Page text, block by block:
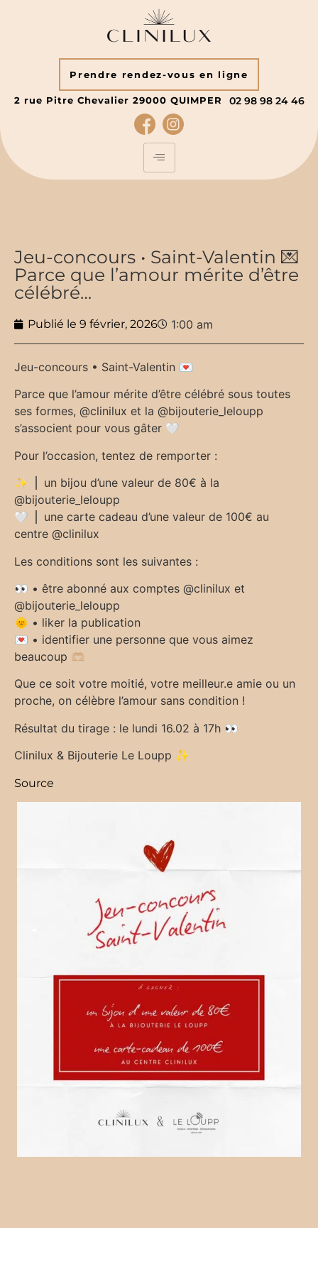
Prendre rendez-vous en ligne
2 rue Pitre Chevalier 29000 QUIMPER 02 98 98 24 46
Jeu-concours • Saint-Valentin 💌
Parce que l’amour mérite d’être
célébré…
Publié le 9 février, 2026 1:00 am
Jeu-concours • Saint-Valentin 💌
Parce que l’amour mérite d’être célébré sous toutes
ses formes, @clinilux et la @bijouterie_leloupp
s’associent pour vous gâter 🤍
Pour l’occasion, tentez de remporter :
✨ ⎪ un bijou d’une valeur de 80€ à la
@bijouterie_leloupp
🤍 ⎪ une carte cadeau d’une valeur de 100€ au
centre @clinilux
Les conditions sont les suivantes :
👀 • être abonné aux comptes @clinilux et
@bijouterie_leloupp
🌞 • liker la publication
💌 • identifier une personne que vous aimez
beaucoup 🫶🏼
Que ce soit votre moitié, votre meilleur.e amie ou un
proche, on célèbre l’amour sans condition !
Résultat du tirage : le lundi 16.02 à 17h 👀
Clinilux & Bijouterie Le Loupp ✨
Source